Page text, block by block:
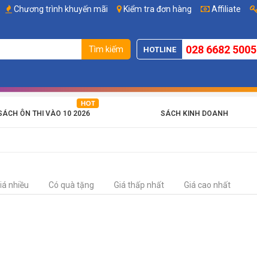
Affiliate
Chương trình khuyến mãi Kiểm tra đơn hàng
Tìm kiếm HOTLINE 028 6682 5005
ÔN THI VÀO 10 2026 SÁCH KINH DOANH
nhiều Có quà tặng Giá thấp nhất Giá cao nhất